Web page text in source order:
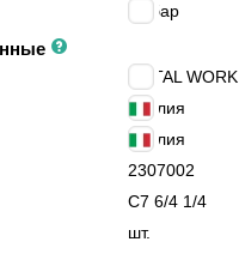
бар
METAL WORK
Италия
Италия
2307002
C7 6/4 1/4
шт.